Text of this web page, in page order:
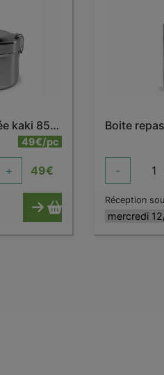
Bento avec poignée kaki 850 ml
49€/pc
+ 49€ - 1
Réception